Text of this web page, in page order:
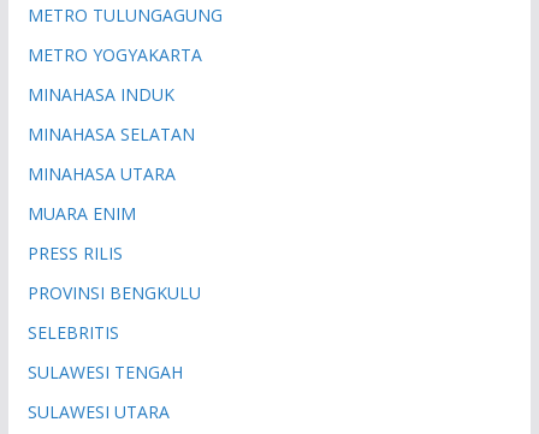
METRO TULUNGAGUNG
METRO YOGYAKARTA
MINAHASA INDUK
MINAHASA SELATAN
MINAHASA UTARA
MUARA ENIM
PRESS RILIS
PROVINSI BENGKULU
SELEBRITIS
SULAWESI TENGAH
SULAWESI UTARA